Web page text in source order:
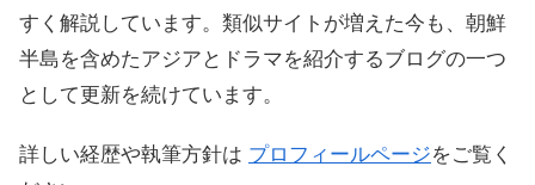
すく解説しています。類似サイトが増えた今も、朝鮮
半島を含めたアジアとドラマを紹介するブログの一つ
として更新を続けています。
詳しい経歴や執筆方針は プロフィールページをご覧く